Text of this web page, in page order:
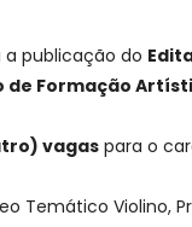
a publicação do
de Formação
vagas para o
Temático Violino,